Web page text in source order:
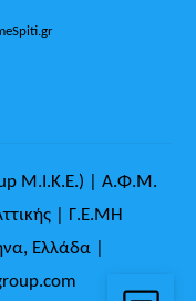
Μ.Ι.Κ.Ε.) | Α.Φ.Μ.
| Γ.Ε.ΜΗ
Ελλάδα |